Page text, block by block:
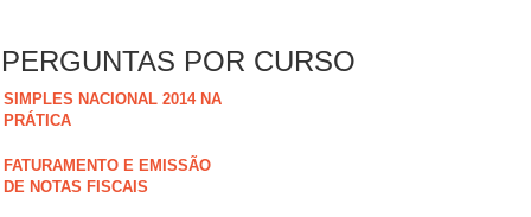
PERGUNTAS POR CURSO
SIMPLES NACIONAL 2014 NA
PRÁTICA
FATURAMENTO E EMISSÃO
DE NOTAS FISCAIS